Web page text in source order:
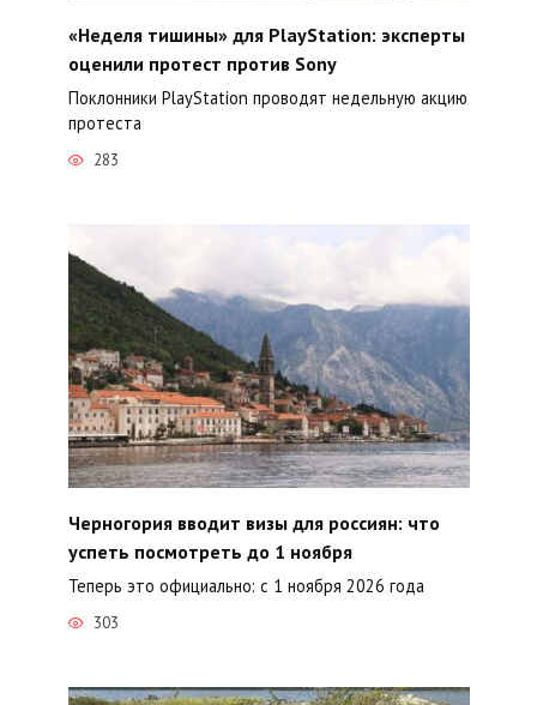
«Неделя тишины» для PlayStation: эксперты
оценили протест против Sony
Поклонники PlayStation проводят недельную акцию
протеста
283
Черногория вводит визы для россиян: что
успеть посмотреть до 1 ноября
Теперь это официально: с 1 ноября 2026 года
303